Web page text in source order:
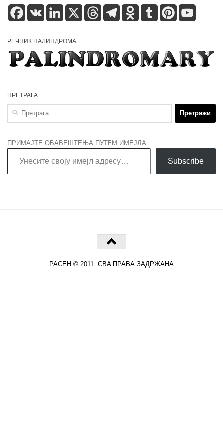
Facebook
VK LinkedInX ThreadsTelegramOdnoklassniki
Tumblr Pinterest
РЕЧНИК ПАЛИНДРОМА
ПРЕТРАГА
Претрага
ПРИМАЈТЕ ОБАВЕШТЕЊА ПУТЕМ ИМЕЈЛА .
Унесите своју имејл адресу…
Subscribe
РАСЕН © 2011. СВА ПРАВА ЗАДРЖАНА